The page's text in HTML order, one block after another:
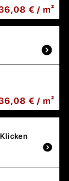
€ / m²
€ / m²